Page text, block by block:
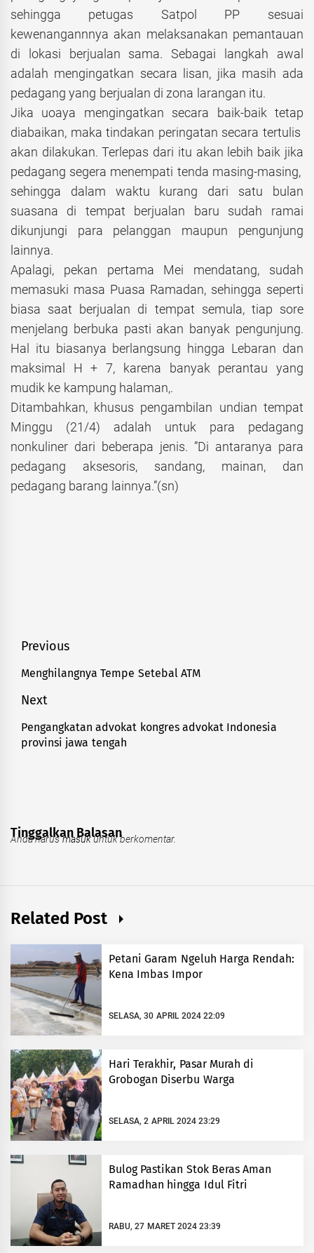
sehingga petugas Satpol PP sesuai
kewenangannnya akan melaksanakan pemantauan
di lokasi berjualan sama. Sebagai langkah awal
adalah mengingatkan secara lisan, jika masih ada
pedagang yang berjualan di zona larangan itu.
Jika uoaya mengingatkan secara baik-baik tetap
diabaikan, maka tindakan peringatan secara tertulis
akan dilakukan. Terlepas dari itu akan lebih baik jika
pedagang segera menempati tenda masing-masing,
sehingga dalam waktu kurang dari satu bulan
suasana di tempat berjualan baru sudah ramai
dikunjungi para pelanggan maupun pengunjung
lainnya.
Apalagi, pekan pertama Mei mendatang, sudah
memasuki masa Puasa Ramadan, sehingga seperti
biasa saat berjualan di tempat semula, tiap sore
menjelang berbuka pasti akan banyak pengunjung.
Hal itu biasanya berlangsung hingga Lebaran dan
maksimal H + 7, karena banyak perantau yang
mudik ke kampung halaman,.
Ditambahkan, khusus pengambilan undian tempat
Minggu (21/4) adalah untuk para pedagang
nonkuliner dari beberapa jenis. ”Di antaranya para
pedagang aksesoris, sandang, mainan, dan
pedagang barang lainnya.”(sn)
Navigasi
pos
Previous
Previous
Menghilangnya Tempe Setebal ATM
Next
Next
post:
Pengangkatan advokat kongres advokat Indonesia
provinsi jawa tengah
Tinggalkan Balasan
Anda harusmasukuntuk berkomentar.
Related Post
Petani Garam Ngeluh Harga Rendah:
Kena Imbas Impor
SELASA, 30 APRIL 2024 22:09
Hari Terakhir, Pasar Murah di
Grobogan Diserbu Warga
SELASA, 2 APRIL 2024 23:29
Bulog Pastikan Stok Beras Aman
Ramadhan hingga Idul Fitri
RABU, 27 MARET 2024 23:39